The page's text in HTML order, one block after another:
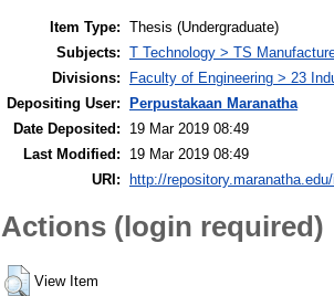
Item Type: Thesis (Undergraduate)
Subjects: T Technology > TS
Divisions:
Faculty of Engineering > 23
Depositing User:
Perpustakaan Maranatha
Date Deposited:
19 Mar 2019 08:49
Last Modified:
19 Mar 2019 08:49
URI:
http://
Actions (login required)
View Item